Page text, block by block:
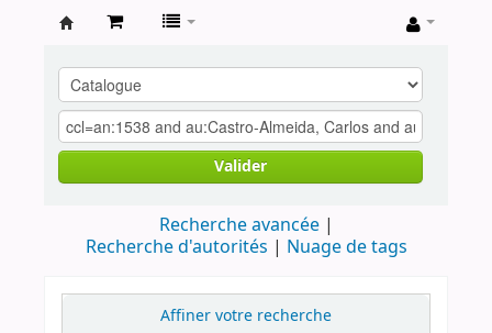
contestataires
Valider
Recherche avancée
Recherche d'autorités
Nuage de tags
Affiner votre recherche